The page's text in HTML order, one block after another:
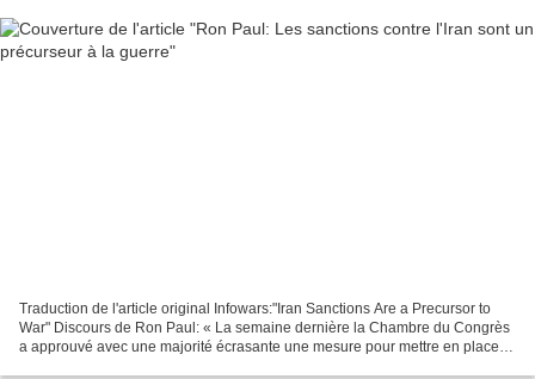
Traduction de l'article original Infowars:"Iran Sanctions Are a Precursor to
War" Discours de Ron Paul: « La semaine dernière la Chambre du Congrès
a approuvé avec une majorité écrasante une mesure pour mettre en place